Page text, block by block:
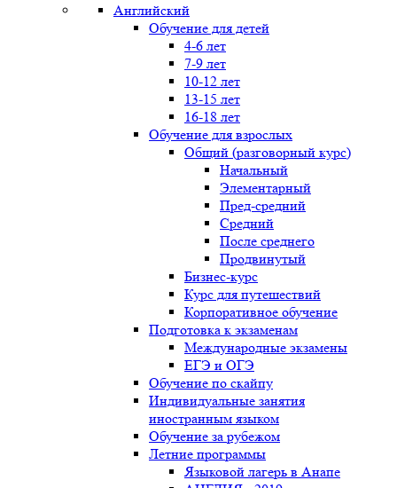
Английский
Обучение для детей
4-6 лет
7-9 лет
10-12 лет
13-15 лет
16-18 лет
Обучение для взрослых
Общий (разговорный курс)
Начальный
Элементарный
Пред-средний
Средний
После среднего
Продвинутый
Бизнес-курс
Курс для путешествий
Корпоративное обучение
Подготовка к экзаменам
Международные экзамены
ЕГЭ и ОГЭ
Обучение по скайпу
Индивидуальные занятия
иностранным языком
Обучение за рубежом
Летние программы
Языковой лагерь в Анапе